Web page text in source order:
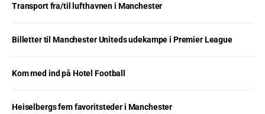
Transport fra/til lufthavnen i Manchester
Billetter til Manchester Uniteds udekampe i Premier League
Kom med ind på Hotel Football
Heiselbergs fem favoritsteder i Manchester